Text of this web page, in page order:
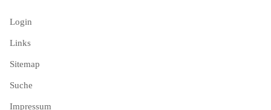
Login
Links
Sitemap
Suche
Impressum